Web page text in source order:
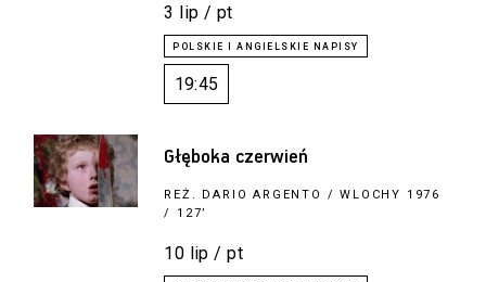
3 lip / pt
19:45
Głęboka czerwień
REŻ. DARIO ARGENTO
/ WLOCHY 1976
/ 127’
10 lip / pt